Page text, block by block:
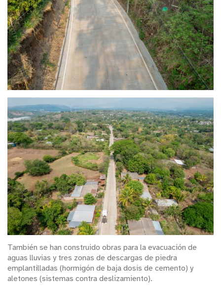
También se han construido obras para la evacuación de
aguas lluvias y tres zonas de descargas de piedra
emplantilladas (hormigón de baja dosis de cemento) y
aletones (sistemas contra deslizamiento).